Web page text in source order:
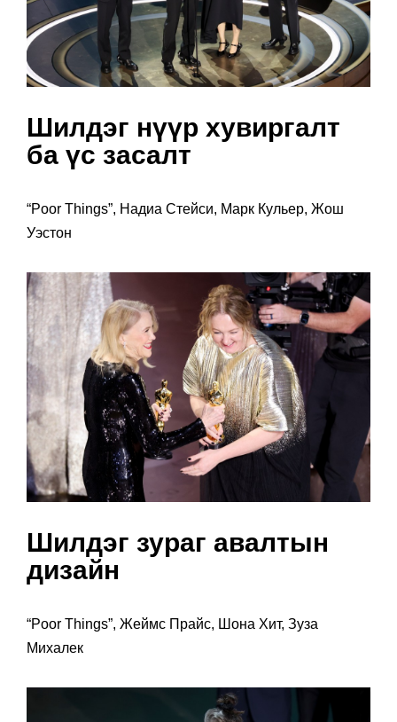
Шилдэг нүүр хувиргалт
ба үс засалт
“Poor Things”, Надиа Стейси, Марк Кульер, Жош
Уэстон
Шилдэг зураг авалтын
дизайн
“Poor Things”, Жеймс Прайс, Шона Хит, Зуза
Михалек